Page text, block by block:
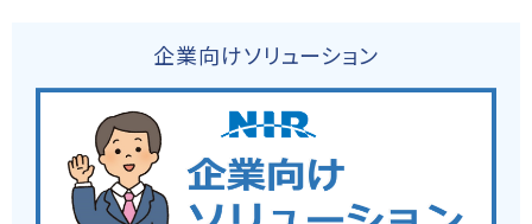
企業向けソリューション